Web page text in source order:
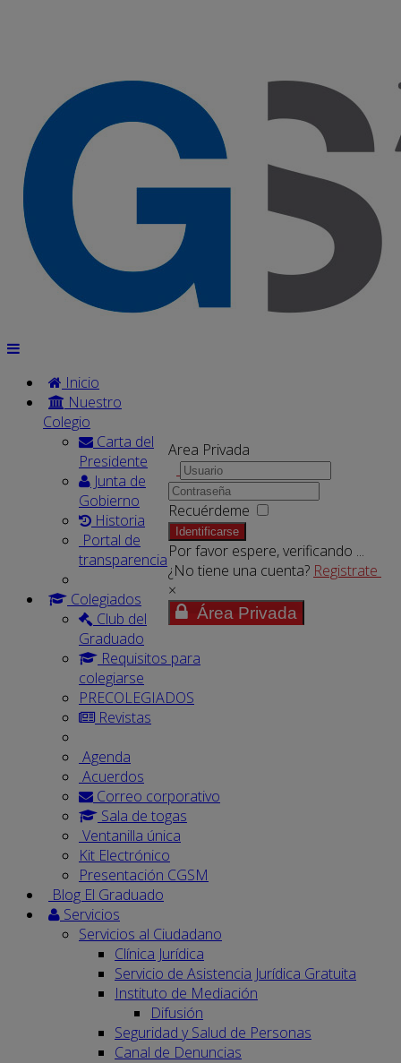
Area Privada
Recuérdeme
Identificarse
Por favor espere, verificando ...
¿No tiene una cuenta? Registrate
×
Área Privada
Inicio
Nuestro
Colegio
Carta del
Presidente
Junta de
Gobierno
Historia
Portal de
transparencia
Colegiados
Club del
Graduado
Requisitos para
colegiarse
PRECOLEGIADOS
Revistas
Agenda
Acuerdos
Correo corporativo
Sala de togas
Ventanilla única
Kit Electrónico
Presentación CGSM
Blog El Graduado
Servicios
Servicios al Ciudadano
Clínica Jurídica
Servicio de Asistencia Jurídica Gratuita
Instituto de Mediación
Difusión
Seguridad y Salud de Personas
Canal de Denuncias